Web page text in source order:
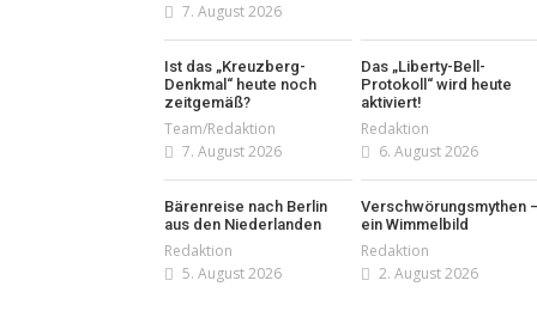
7. August 2026
Ist das „Kreuzberg-
Denkmal“ heute noch
zeitgemäß?
Team/Redaktion
7. August 2026
Das „Liberty-Bell-
Protokoll“ wird heute
aktiviert!
Redaktion
6. August 2026
Bärenreise nach Berlin
aus den Niederlanden
Redaktion
5. August 2026
Verschwörungsmythen
ein Wimmelbild
Redaktion
2. August 2026